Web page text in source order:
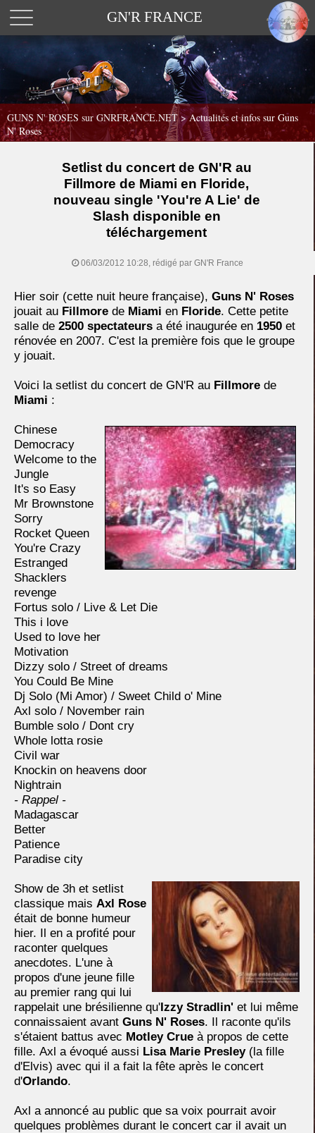
GN'R FRANCE
GUNS N' ROSES sur GNRFRANCE.NET>Actualités et infos sur Guns
N' Roses
Setlist du concert de GN'R au
Fillmore de Miami en Floride,
nouveau single 'You're A Lie' de
Slash disponible en
téléchargement
06/03/2012 10:28, rédigé par GN'R France
Hier soir (cette nuit heure française), Guns N' Roses
jouait au Fillmore de Miami en Floride. Cette petite
salle de 2500 spectateurs a été inaugurée en 1950 et
rénovée en 2007. C'est la première fois que le groupe
y jouait.
Voici la setlist du concert de GN'R au Fillmore de
Miami :
Chinese
Democracy
Welcome to the
Jungle
It's so Easy
Mr Brownstone
Sorry
Rocket Queen
You're Crazy
Estranged
Shacklers
revenge
Fortus solo / Live & Let Die
This i love
Used to love her
Motivation
Dizzy solo / Street of dreams
You Could Be Mine
Dj Solo (Mi Amor) / Sweet Child o' Mine
Axl solo / November rain
Bumble solo / Dont cry
Whole lotta rosie
Civil war
Knockin on heavens door
Nightrain
- Rappel -
Madagascar
Better
Patience
Paradise city
Show de 3h et setlist
classique mais Axl Rose
était de bonne humeur
hier. Il en a profité pour
raconter quelques
anecdotes. L'une à
propos d'une jeune fille
au premier rang qui lui
rappelait une brésilienne qu'Izzy Stradlin' et lui même
connaissaient avant Guns N' Roses. Il raconte qu'ils
s'étaient battus avec Motley Crue à propos de cette
fille. Axl a évoqué aussi Lisa Marie Presley(la fille
d'Elvis) avec qui il a fait la fête après le concert
d'Orlando.
Axl a annoncé au public que sa voix pourrait avoir
quelques problèmes durant le concert car il avait un